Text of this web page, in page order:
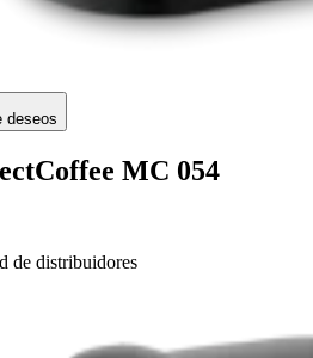
deseos
MC 054
de distribuidores